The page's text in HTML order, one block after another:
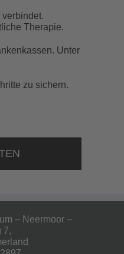
Therapie.
Unter
zu sichern.
– Neermoor –
7,